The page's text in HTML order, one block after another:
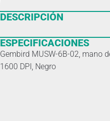
DESCRIPCIÓN
ESPECIFICACIONES
Gembird MUSW-6B-02, mano
1600 DPI, Negro